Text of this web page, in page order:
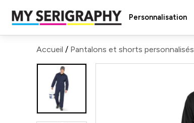
Personnalisation
Accueil / Pantalons et shorts personnalisés